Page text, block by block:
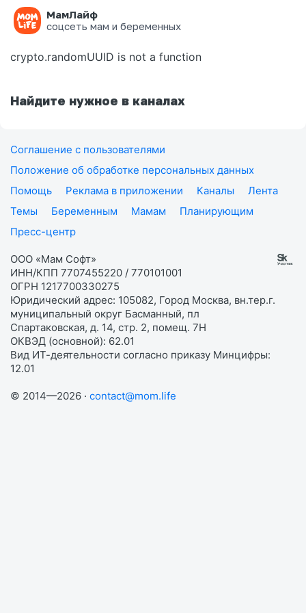
МамЛайф
соцсеть мам и беременных
Ошибка на странице
crypto.randomUUID is not a function
Найдите нужное в каналах
Соглашение с пользователями
Положение об обработке персональных данных
Помощь
Реклама в приложении Каналы
Лента
Темы
Беременным Мамам
Планирующим
Пресс-центр
ООО «Мам Софт»
ИНН/КПП 7707455220 / 770101001
ОГРН 1217700330275
Юридический адрес: 105082, Город Москва, вн.тер.г.
муниципальный округ Басманный, пл
Спартаковская, д. 14, стр. 2, помещ. 7Н
ОКВЭД (основной): 62.01
Вид ИТ-деятельности согласно приказу Минцифры:
12.01
© 2014—2026 · contact@mom.life